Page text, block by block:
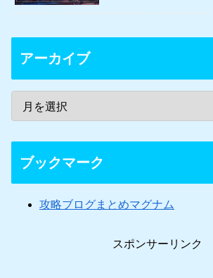
アーカイブ
ブックマーク
攻略ブログまとめマグナム
スポンサーリンク